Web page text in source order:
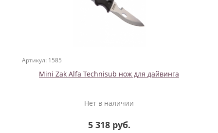
Артикул: 1585
Mini Zak Alfa Technisub нож для дайвинга
Нет в наличии
5 318 руб.